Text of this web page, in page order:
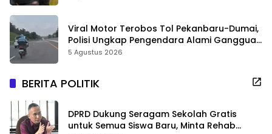
Viral Motor Terobos Tol Pekanbaru-Dumai,
Polisi Ungkap Pengendara Alami Gangguan
Usai Kecelakaan
5 Agustus 2026
BERITA POLITIK
DPRD Dukung Seragam Sekolah Gratis
untuk Semua Siswa Baru, Minta Rehab